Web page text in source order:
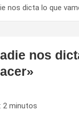
nos dicta lo que
nos
2 minutos